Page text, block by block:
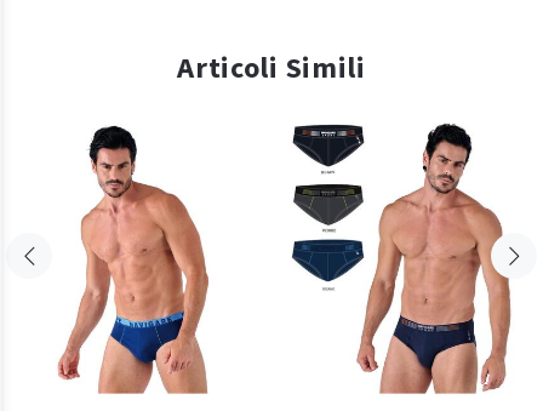
Articoli Simili